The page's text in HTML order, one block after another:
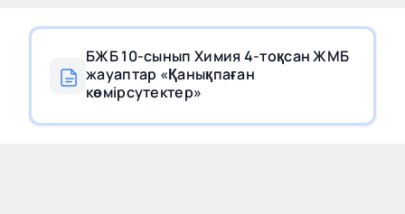
БЖБ 10-сынып Химия 4-тоқсан ЖМБ
жауаптар «Қанықпаған
көмірсутектер»